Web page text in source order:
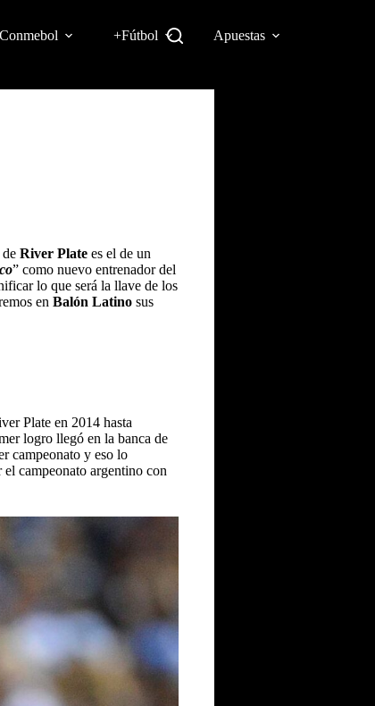
Conmebol +Fútbol Apuestas
River Plate es el de un
” como nuevo entrenador del
lo que será la llave de los
en Balón Latino sus
Plate en 2014 hasta
logro llegó en la banca de
campeonato y eso lo
campeonato argentino con